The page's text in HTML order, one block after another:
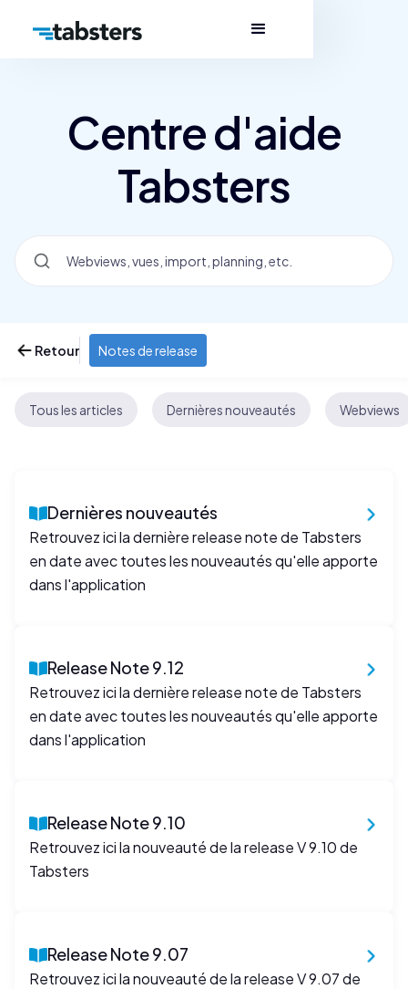
Centre d'aide
Tabsters
Retour Notes de release
Tous les articles Dernières nouveautés Webviews
Dernières nouveautés
Retrouvez ici la dernière release note de Tabsters
en date avec toutes les nouveautés qu'elle apporte
dans l'application
Release Note 9.12
Retrouvez ici la dernière release note de Tabsters
en date avec toutes les nouveautés qu'elle apporte
dans l'application
Release Note 9.10
Retrouvez ici la nouveauté de la release V 9.10 de
Tabsters
Release Note 9.07
Retrouvez ici la nouveauté de la release V 9.07 de